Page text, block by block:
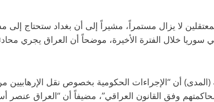
لا يزال مستمراً، مشيراً إلى أن بغداد ستحتاج إلى
خلال الفترة الأخيرة، موضحاً أن العراق يجري
أن “الإجراءات الحكومية بخصوص نقل
وفق القانون العراقي”، مضيفاً أن “العراق عنصر